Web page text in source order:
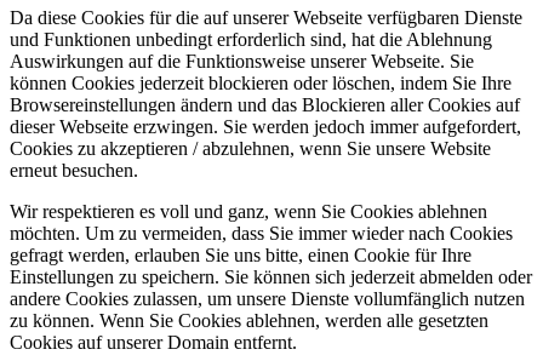
Da diese Cookies für die auf unserer Webseite verfügbaren Dienste
und Funktionen unbedingt erforderlich sind, hat die Ablehnung
Auswirkungen auf die Funktionsweise unserer Webseite. Sie
können Cookies jederzeit blockieren oder löschen, indem Sie Ihre
Browsereinstellungen ändern und das Blockieren aller Cookies auf
dieser Webseite erzwingen. Sie werden jedoch immer aufgefordert,
Cookies zu akzeptieren / abzulehnen, wenn Sie unsere Website
erneut besuchen.
Wir respektieren es voll und ganz, wenn Sie Cookies ablehnen
möchten. Um zu vermeiden, dass Sie immer wieder nach Cookies
gefragt werden, erlauben Sie uns bitte, einen Cookie für Ihre
Einstellungen zu speichern. Sie können sich jederzeit abmelden oder
andere Cookies zulassen, um unsere Dienste vollumfänglich nutzen
zu können. Wenn Sie Cookies ablehnen, werden alle gesetzten
Cookies auf unserer Domain entfernt.